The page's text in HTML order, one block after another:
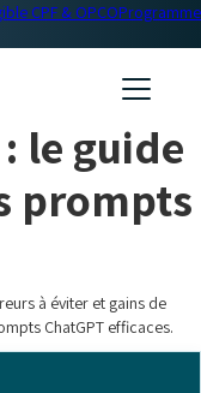
CPF & OPCOProgramme
le guide
prompts
à éviter et gains de
ChatGPT efficaces.